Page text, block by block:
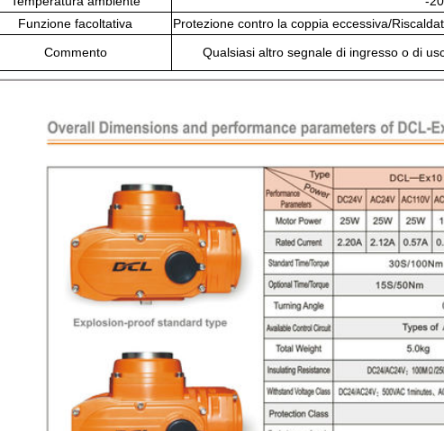
Funzione facoltativa
Protezione contro la coppia eccessiva/
Commento
Qualsiasi altro segnale di ingresso o di